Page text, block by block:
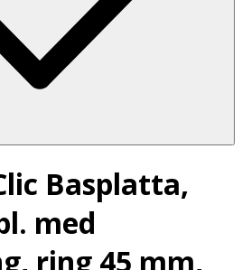
Basplatta,
med
ring 45 mm,